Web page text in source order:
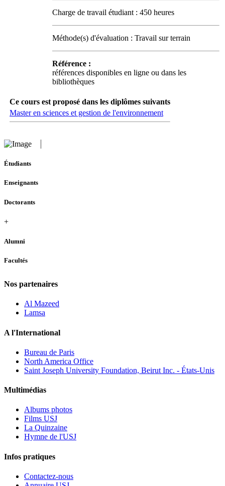
Charge de travail étudiant : 450 heures
Méthode(s) d'évaluation : Travail sur terrain
Référence :
références disponibles en ligne ou dans les
bibliothèques
Ce cours est proposé dans les diplômes suivants
Master en sciences et gestion de l'environnement
Étudiants
Enseignants
Doctorants
+
Alumni
Facultés
Nos partenaires
Al Mazeed
Lamsa
A l'International
Bureau de Paris
North America Office
Saint Joseph University Foundation, Beirut Inc. - États-Unis
Multimédias
Albums photos
Films USJ
La Quinzaine
Hymne de l'USJ
Infos pratiques
Contactez-nous